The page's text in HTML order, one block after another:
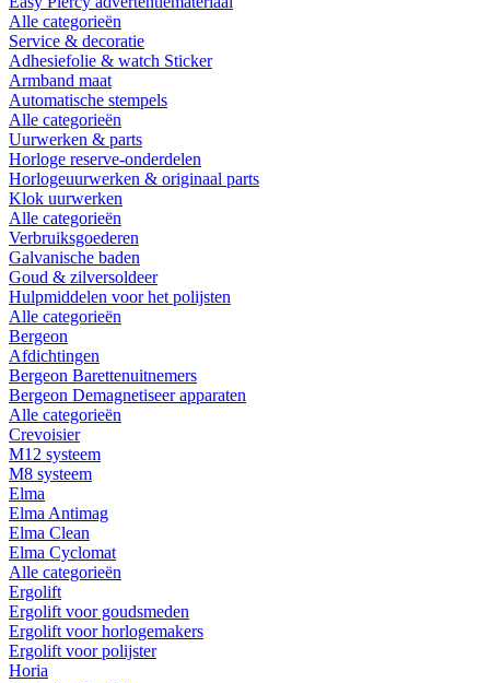
Alle categorieën
Service & decoratie
Adhesiefolie & watch Sticker
Armband maat
Automatische stempels
Alle categorieën
Uurwerken & parts
Horloge reserve-onderdelen
Horlogeuurwerken & originaal parts
Klok uurwerken
Alle categorieën
Verbruiksgoederen
Galvanische baden
Goud & zilversoldeer
Hulpmiddelen voor het polijsten
Alle categorieën
Bergeon
Afdichtingen
Bergeon Barettenuitnemers
Bergeon Demagnetiseer apparaten
Alle categorieën
Crevoisier
M12 systeem
M8 systeem
Elma
Elma Antimag
Elma Clean
Elma Cyclomat
Alle categorieën
Ergolift
Ergolift voor goudsmeden
Ergolift voor horlogemakers
Ergolift voor polijster
Horia